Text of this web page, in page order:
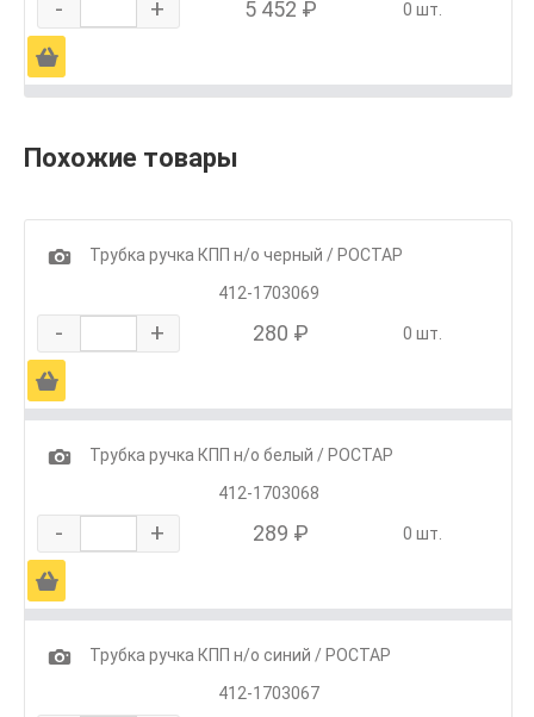
- + 5 452 ₽ 0 шт.
Ä
Похожие товары
1
Трубка ручка КПП н/о черный / РОСТАР
412-1703069
- + 280 ₽ 0 шт.
Ä
1
Трубка ручка КПП н/о белый / РОСТАР
412-1703068
- + 289 ₽ 0 шт.
Ä
1
Трубка ручка КПП н/о синий / РОСТАР
412-1703067